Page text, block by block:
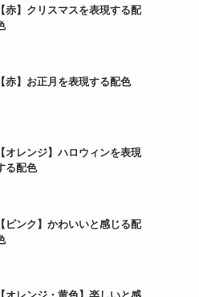
【赤】クリスマスを表現する配
【赤】お正月を表現する配色
【オレンジ】ハロウィンを表現
る配色
【ピンク】かわいいと感じる配